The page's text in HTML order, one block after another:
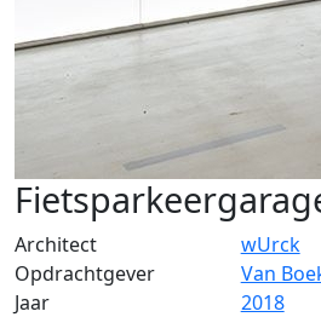
Architect
wUrck
Opdrachtgever
Van
Jaar
2018